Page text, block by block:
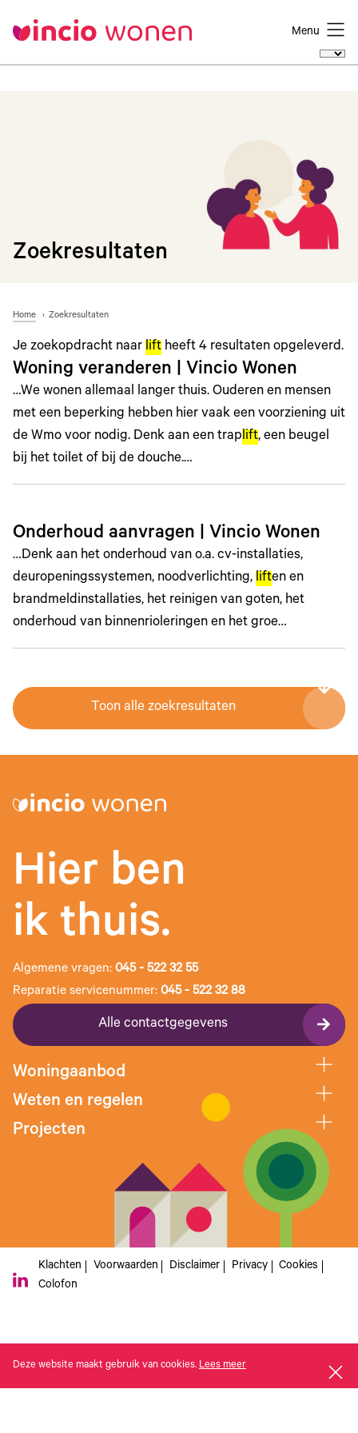
Menu
Zoekresultaten
Home Zoekresultaten
Je zoekopdracht naar lift heeft 4 resultaten opgeleverd.
Woning veranderen | Vincio Wonen
…We wonen allemaal langer thuis. Ouderen en mensen
met een beperking hebben hier vaak een voorziening uit
de Wmo voor nodig. Denk aan een traplift, een beugel
bij het toilet of bij de douche.…
Onderhoud aanvragen | Vincio Wonen
…Denk aan het onderhoud van o.a. cv-installaties,
deuropeningssystemen, noodverlichting, liften en
brandmeldinstallaties, het reinigen van goten, het
onderhoud van binnenrioleringen en het groe…
Toon alle zoekresultaten
Hier ben
ik thuis.
Algemene vragen: 045 - 522 32 55
Reparatie servicenummer: 045 - 522 32 88
Alle contactgegevens
Woningaanbod
Weten en regelen
Projecten
Klachten Voorwaarden Disclaimer Privacy
Cookies
Colofon
Deze website maakt gebruik van cookies. Lees meer